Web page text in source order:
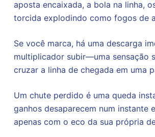
aposta encaixada, a bola na linha,
torcida explodindo como fogos de
Se você marca, há uma descarga
multiplicador subir—uma sensação
cruzar a linha de chegada em uma
Um chute perdido é uma queda
ganhos desaparecem num instante
apenas com o eco da sua própria